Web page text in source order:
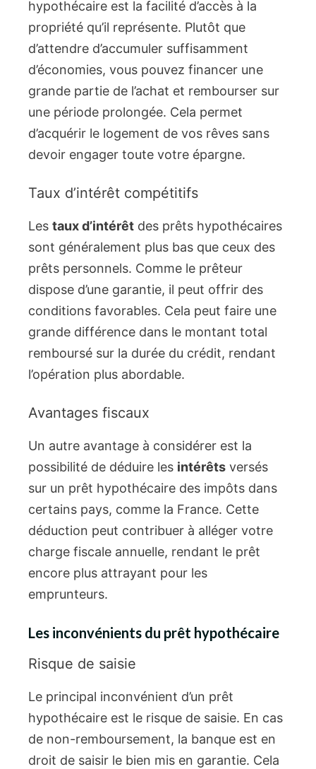
hypothécaire est la facilité d’accès à la
propriété qu’il représente. Plutôt que
d’attendre d’accumuler suffisamment
d’économies, vous pouvez financer une
grande partie de l’achat et rembourser sur
une période prolongée. Cela permet
d’acquérir le logement de vos rêves sans
devoir engager toute votre épargne.
Taux d’intérêt compétitifs
Les taux d’intérêt des prêts hypothécaires
sont généralement plus bas que ceux des
prêts personnels. Comme le prêteur
dispose d’une garantie, il peut offrir des
conditions favorables. Cela peut faire une
grande différence dans le montant total
remboursé sur la durée du crédit, rendant
l’opération plus abordable.
Avantages fiscaux
Un autre avantage à considérer est la
possibilité de déduire les intérêts versés
sur un prêt hypothécaire des impôts dans
certains pays, comme la France. Cette
déduction peut contribuer à alléger votre
charge fiscale annuelle, rendant le prêt
encore plus attrayant pour les
emprunteurs.
Les inconvénients du prêt hypothécaire
Risque de saisie
Le principal inconvénient d’un prêt
hypothécaire est le risque de saisie. En cas
de non-remboursement, la banque est en
droit de saisir le bien mis en garantie. Cela